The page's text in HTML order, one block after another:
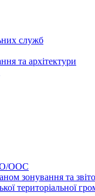
служб
та архітектури
ООС
зонування та
територіальної